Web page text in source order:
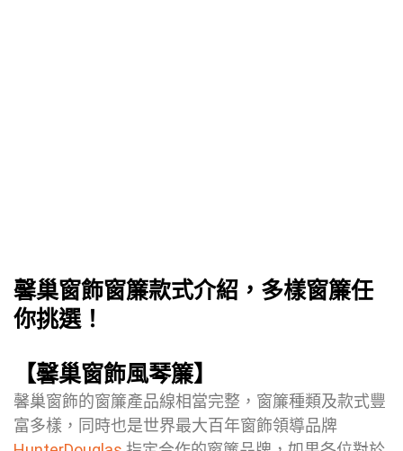
馨巢窗飾窗簾款式介紹，多樣窗簾任
你挑選！
【馨巢窗飾風琴簾】
馨巢窗飾的窗簾產品線相當完整，窗簾種類及款式豐
富多樣，同時也是世界最大百年窗飾領導品牌